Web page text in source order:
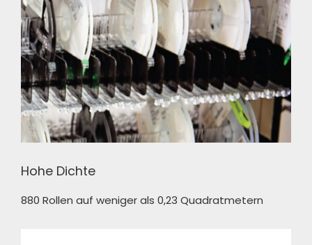
Hohe Dichte
880 Rollen auf weniger als 0,23 Quadratmetern